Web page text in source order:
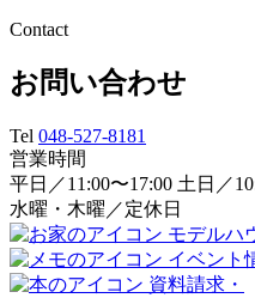
Contact
お問い合わせ
Tel 048-527-8181
営業時間
平日／11:00〜17:00 土日／
水曜・木曜／定休日
モデルハ
イベント
資料請求・